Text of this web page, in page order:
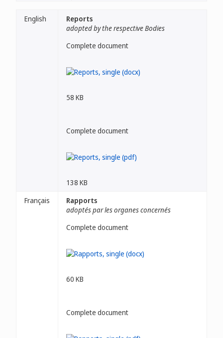
English
Reports
adopted by the respective Bodies
Complete document
58 KB
Complete document
138 KB
Français
Rapports
adoptés par les organes concernés
Complete document
60 KB
Complete document